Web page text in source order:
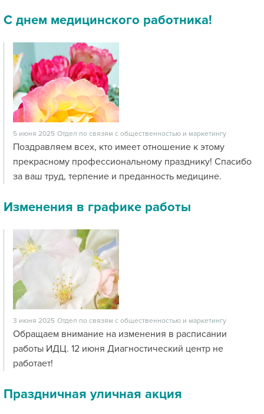
С днем медицинского работника!
5 июня 2025 Отдел по связям с общественностью и маркетингу
Поздравляем всех, кто имеет отношение к этому
прекрасному профессиональному празднику! Спасибо
за ваш труд, терпение и преданность медицине.
Изменения в графике работы
3 июня 2025 Отдел по связям с общественностью и маркетингу
Обращаем внимание на изменения в расписании
работы ИДЦ. 12 июня Диагностический центр не
работает!
Праздничная уличная акция